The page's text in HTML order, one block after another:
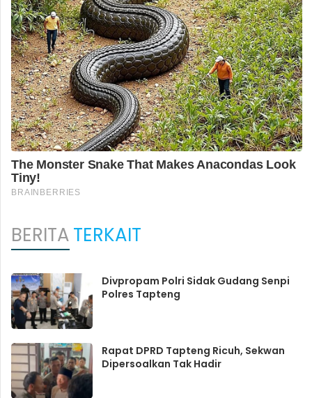
BERITATERKAIT
Divpropam Polri Sidak Gudang Senpi
Polres Tapteng
Rapat DPRD Tapteng Ricuh, Sekwan
Dipersoalkan Tak Hadir